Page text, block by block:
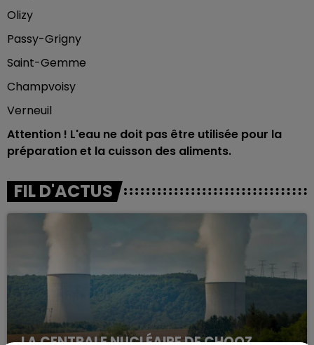
Olizy
Passy-Grigny
Saint-Gemme
Champvoisy
Verneuil
Attention ! L'eau ne doit pas être utilisée pour la
préparation et la cuisson des aliments.
FIL D'ACTUS